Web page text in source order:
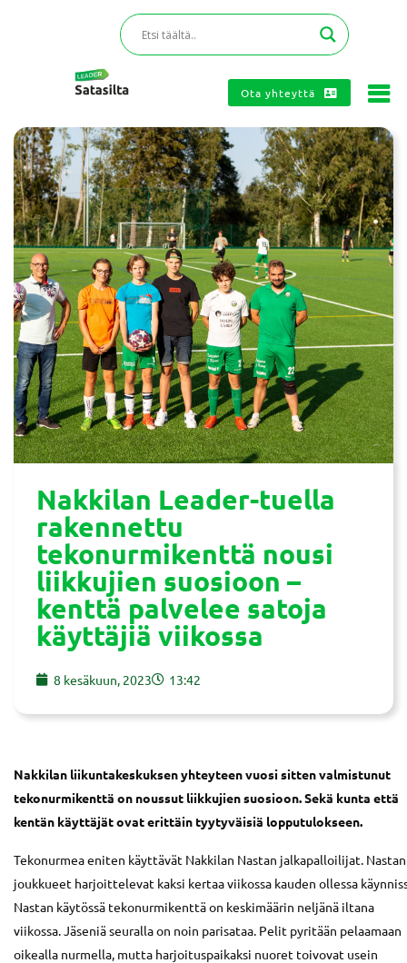
Ota yhteyttä
Nakkilan Leader-tuella
rakennettu
tekonurmikenttä nousi
liikkujien suosioon –
kenttä palvelee satoja
käyttäjiä viikossa
8 kesäkuun, 2023 13:42
Nakkilan liikuntakeskuksen yhteyteen vuosi sitten valmistunut
tekonurmikenttä on noussut liikkujien suosioon. Sekä kunta että
kentän käyttäjät ovat erittäin tyytyväisiä lopputulokseen.
Tekonurmea eniten käyttävät Nakkilan Nastan jalkapalloilijat. Nastan
joukkueet harjoittelevat kaksi kertaa viikossa kauden ollessa
Nastan käytössä tekonurmikenttä on keskimäärin neljänä iltana
viikossa. Jäseniä seuralla on noin parisataa. Pelit pyritään pelaamaan
oikealla nurmella, mutta harjoituspaikaksi nuoret toivovat usein